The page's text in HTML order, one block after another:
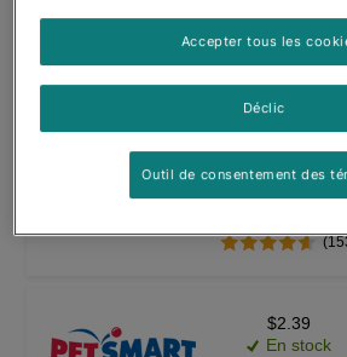
Par Purinaᴹᴰ Pro Planᴹᴰ
Pro Plan🅫 Chaton Entrée de
--
$2.39
En stock
Déclic
Accepter tous les
Outil de consentement des